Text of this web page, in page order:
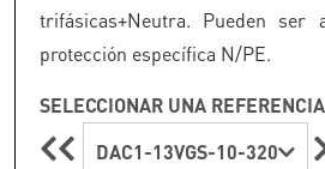
trifásicas+Neutra. Pueden ser
protección específica N/PE.
SELECCIONAR UNA
DAC1-13VGS-10-320